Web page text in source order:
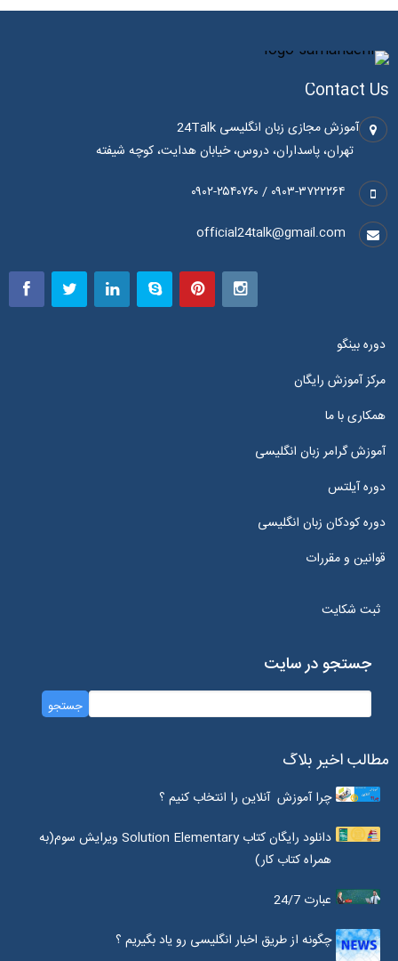
Contact Us
آموزش مجازی زبان انگلیسی 24Talk
تهران، پاسداران، دروس، خیابان هدایت، کوچه شیفته
۰۹۰۳-۳۷۲۲۲۶۴ / ۰۹۰۲-۲۵۴۰۷۶۰
official24talk@gmail.com
دوره بینگو
مرکز آموزش رایگان
همکاری با ما
آموزش گرامر زبان انگلیسی
دوره آیلتس
دوره کودکان زبان انگلیسی
قوانین و مقررات
ثبت شکایت
جستجو در سایت
مطالب اخیر بلاگ
چرا آموزش آنلاین را انتخاب کنیم ؟
دانلود رایگان کتاب Solution Elementary ویرایش سوم(به
همراه کتاب کار)
عبارت 24/7
چگونه از طریق اخبار انگلیسی رو یاد بگیریم ؟